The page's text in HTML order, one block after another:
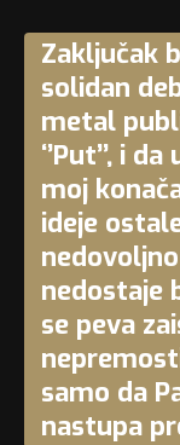
Zaključak
solidan
metal
‘’Put’’, i
moj
ideje
nedostaje
se peva
samo da
nastupa